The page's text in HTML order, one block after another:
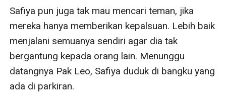
Safiya pun juga tak mau mencari teman, jika
mereka hanya memberikan kepalsuan. Lebih baik
menjalani semuanya sendiri agar dia tak
bergantung kepada orang lain. Menunggu
datangnya Pak Leo, Safiya duduk di bangku yang
ada di parkiran.